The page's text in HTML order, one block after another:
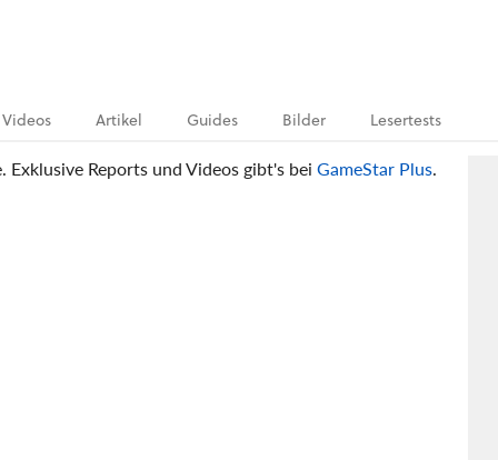
Videos Artikel Guides Bilder Lesertests
Reports und Videos gibt's bei GameStar Plus.